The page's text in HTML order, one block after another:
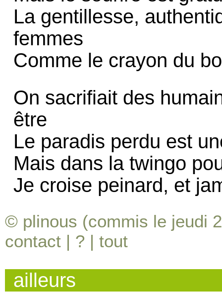
La gentillesse,
femmes
Comme le crayon du
On sacrifiait des
être
Le paradis perdu est
Mais dans la twingo
Je croise peinard, et
© plinous (commis le jeudi
contact | ? | tout
ailleurs